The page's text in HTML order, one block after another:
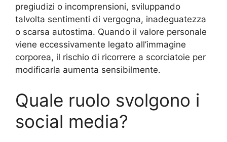
pregiudizi o incomprensioni, sviluppando
talvolta sentimenti di vergogna, inadeguatezza
o scarsa autostima. Quando il valore personale
viene eccessivamente legato all’immagine
corporea, il rischio di ricorrere a scorciatoie per
modificarla aumenta sensibilmente.
Quale ruolo svolgono i
social media?